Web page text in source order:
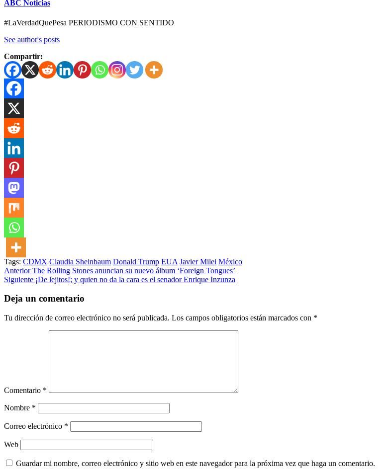
ABC Noticias
#LaVerdadQuePesa PERIODISMO CON SENTIDO
See author's posts
Compartir:
Tags: CDMX Claudia Sheinbaum Donald Trump EUA Javier Milei México
Post
navigation
AnteriorThe Rolling Stones anuncian su nuevo álbum ‘Foreign Tongues’
Siguiente ¡De lejitos!; y quien no da la cara es el senador Enrique Inzunza
Deja un comentario
Tu dirección de correo electrónico no será publicada. Los campos obligatorios están marcados con *
Comentario *
Nombre *
Correo electrónico *
Web
Guardar mi nombre, correo electrónico y sitio web en este navegador para la próxima vez que haga un comentario.